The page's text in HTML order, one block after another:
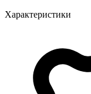
Характеристики